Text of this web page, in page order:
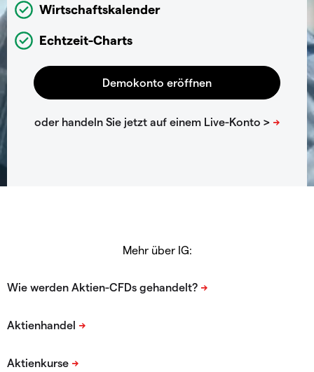
Wirtschaftskalender
Echtzeit-Charts
Mehr über IG: